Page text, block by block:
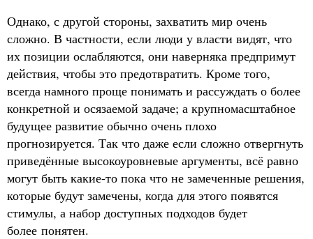
Однако, с другой стороны, захватить мир очень
сложно. В частности, если люди у власти видят, что
их позиции ослабляются, они наверняка предпримут
действия, чтобы это предотвратить. Кроме того,
всегда намного проще понимать и рассуждать о более
конкретной и осязаемой задаче; а крупномасштабное
будущее развитие обычно очень плохо
прогнозируется. Так что даже если сложно отвергнуть
приведённые высокоуровневые аргументы, всё равно
могут быть какие-то пока что не замеченные решения,
которые будут замечены, когда для этого появятся
стимулы, а набор доступных подходов будет
более понятен.